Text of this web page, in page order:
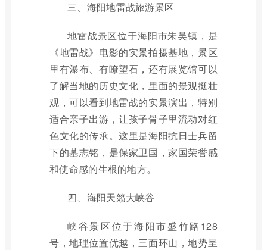
三、海阳地雷战旅游景区
地雷战景区位于海阳市朱吴镇，是
《地雷战》电影的实景拍摄基地，景区
里有瀑布、有瞭望石，还有展览馆可以
了解当地的历史文化，里面的景观挺壮
观，可以看到地雷战的实景演出，特别
适合亲子出游，让孩子骨子里流动对红
色文化的传承。这里是海阳抗日士兵留
下的墓志铭，是保家卫国，家国荣誉感
和使命感的生根的地方。
四、海阳天籁大峡谷
峡谷景区位于海阳市盛竹路128
号，地理位置优越，三面环山，地势呈